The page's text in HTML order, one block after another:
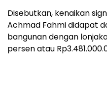
Disebutkan, kenaikan
Achmad Fahmi didapat
bangunan dengan
persen atau